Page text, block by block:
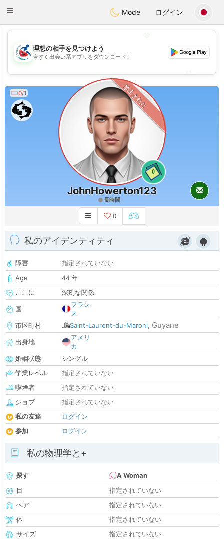
Handi Space
Toggle
Mode ログイン
💖
💕
理想の相手を見つけよう
今すぐ出会い系アプリをダウンロード！
0/1
0
禁止された
JohnHowerton123
長時間
0
私のアイデンティティ
障害
指定されていない
Age
44 年
ここに
深刻な関係
国
フラン
ス
市区町村
Saint-Laurent-du-Maroni, Guyane
出身地
アメリ
カ
婚姻状態
シングル
学業レベル
指定されていない
喫煙者
指定されていない
ジョブ
指定されていない
私の友達
ログイン
参加
ログイン
私の物理学と+
探す
A Woman
目
指定されていない
ヘア
指定されていない
体
指定されていない
サイズ
指定されていない